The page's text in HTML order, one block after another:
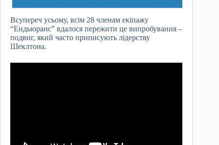
Всупереч усьому, всім 28 членам екіпажу
“Ендьюранс” вдалося пережити це випробування –
подвиг, який часто приписують лідерству
Шеклтона.